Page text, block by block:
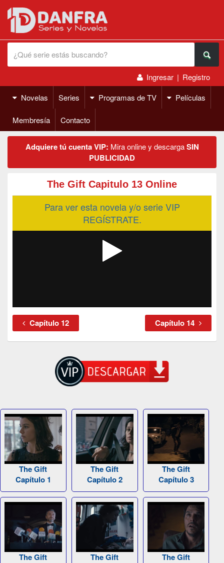
Ingresar | Registro
Novelas
Series Programas de TV Películas
Membresía Contacto
Adquiere tú cuenta VIP: Mira online y descargaSIN
PUBLICIDAD
The Gift Capitulo 13 Online
Para ver esta novela y/o serie VIP
REGÍSTRATE.
Capítulo 12 Capítulo 14
The Gift
Capítulo 1
The Gift
Capítulo 2
The Gift
Capítulo 3
The Gift
The Gift
The Gift